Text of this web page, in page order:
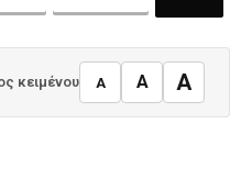
κειμένου A A A